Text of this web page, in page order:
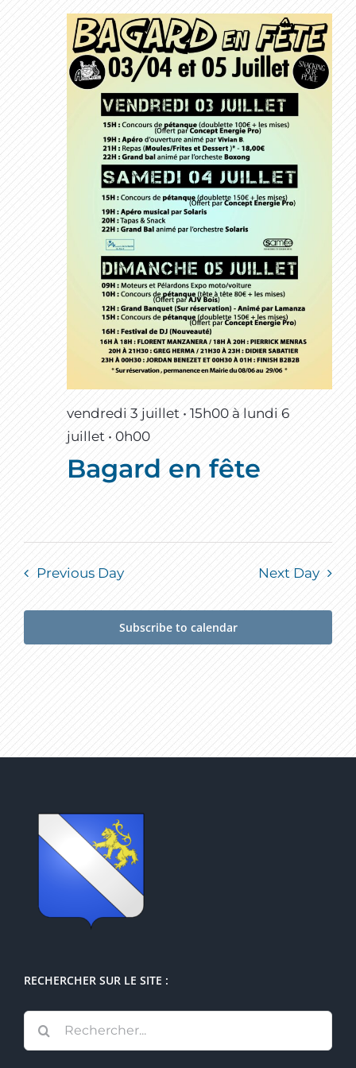
vendredi 3 juillet • 15h00 à lundi 6
juillet • 0h00
Bagard en fête
Previous Day Next Day
Subscribe to calendar
RECHERCHER SUR LE SITE :